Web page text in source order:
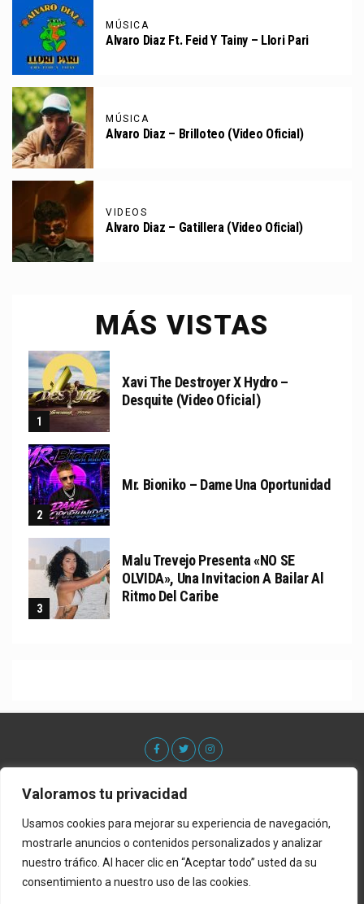
Valoramos tu privacidad
Usamos cookies para mejorar su experiencia de navegación,
mostrarle anuncios o contenidos personalizados y analizar
nuestro tráfico. Al hacer clic en “Aceptar todo” usted da su
consentimiento a nuestro uso de las cookies.
MÚSICA
Alvaro Diaz Ft. Feid Y Tainy – Llori Pari
MÚSICA
Alvaro Diaz – Brilloteo (Video Oficial)
VIDEOS
Alvaro Diaz – Gatillera (Video Oficial)
MÁS VISTAS
Xavi The Destroyer X Hydro –
Desquite (Video Oficial)
Mr. Bioniko – Dame Una Oportunidad
Malu Trevejo Presenta «NO SE
OLVIDA», Una Invitacion A Bailar Al
Ritmo Del Caribe
Acerca De Contacto Lista de Estrenos